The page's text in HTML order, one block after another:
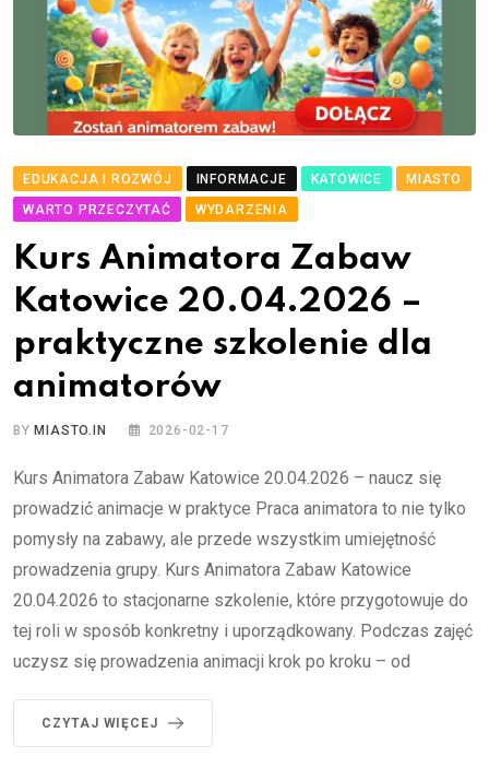
EDUKACJA I ROZWÓJ INFORMACJE KATOWICE
MIASTO
WARTO PRZECZYTAĆ
WYDARZENIA
Kurs Animatora Zabaw
Katowice 20.04.2026 –
praktyczne szkolenie dla
animatorów
BY MIASTO.IN 2026-02-17
Kurs Animatora Zabaw Katowice 20.04.2026 – naucz się
prowadzić animacje w praktyce Praca animatora to nie tylko
pomysły na zabawy, ale przede wszystkim umiejętność
prowadzenia grupy. Kurs Animatora Zabaw Katowice
20.04.2026 to stacjonarne szkolenie, które przygotowuje do
tej roli w sposób konkretny i uporządkowany. Podczas zajęć
uczysz się prowadzenia animacji krok po kroku – od
CZYTAJ WIĘCEJ